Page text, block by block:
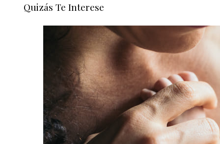
Quizás Te Interese